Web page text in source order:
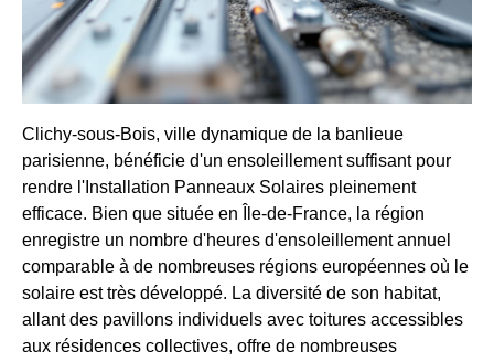
Clichy-sous-Bois, ville dynamique de la banlieue
parisienne, bénéficie d'un ensoleillement suffisant pour
rendre l'Installation Panneaux Solaires pleinement
efficace. Bien que située en Île-de-France, la région
enregistre un nombre d'heures d'ensoleillement annuel
comparable à de nombreuses régions européennes où le
solaire est très développé. La diversité de son habitat,
allant des pavillons individuels avec toitures accessibles
aux résidences collectives, offre de nombreuses